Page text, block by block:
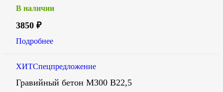
В наличии
3850 ₽
Подробнее
ХИТСпецпредложение
Гравийный бетон М300 В22,5